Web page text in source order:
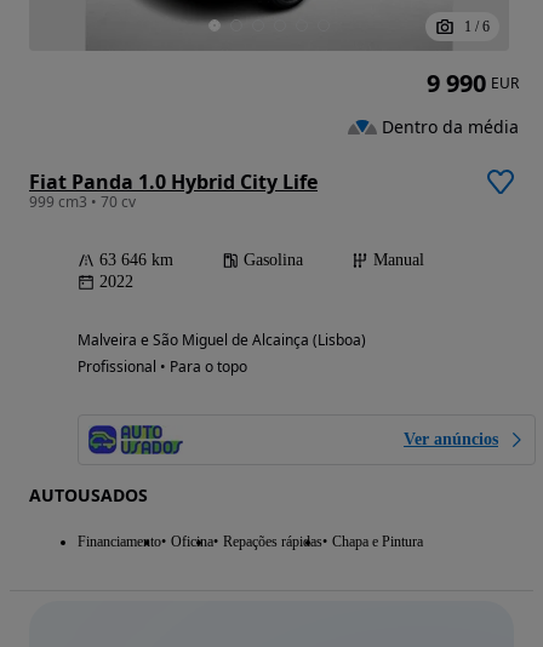
1 / 6
Fiat Panda 1.0 Hybrid City Life
999 cm3 • 70 cv
63 646 km Gasolina
Manual
2022
Malveira e São Miguel de Alcainça (Lisboa)
Profissional • Para o topo
Ver anúncios
AUTOUSADOS
Financiamento Oficina Repações rápidas Chapa e Pintura
9 990 EUR
Dentro da média